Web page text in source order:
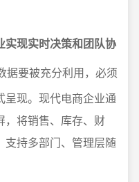
实现实时决策和团队协
据要被充分利用，必须
呈现。现代电商企业通
，将销售、库存、财
支持多部门、管理层随